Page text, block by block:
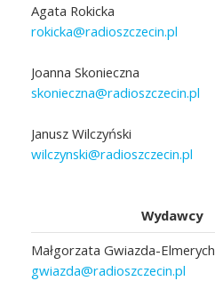
Agata Rokicka
rokicka@radioszczecin.pl
Joanna Skonieczna
skonieczna@radioszczecin.pl
Janusz Wilczyński
wilczynski@radioszczecin.pl
Wydawcy
Małgorzata Gwiazda-Elmerych
gwiazda@radioszczecin.pl